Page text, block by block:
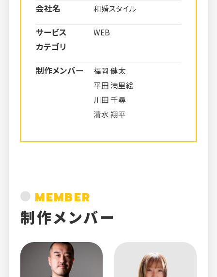
会社名 和婚スタイル
サービス
カテゴリ
WEB
制作メンバー
福岡 健太
平田 満里絵
川田 千尋
清水 翔平
MEMBER
制作メンバー